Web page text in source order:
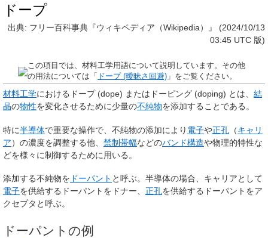
ドープ
出典: フリー百科事典『ウィキペディア（Wikipedia）』 (2024/10/13
03:45 UTC 版)
この項目では、材料工学用語について説明しています。その他
の用法については「 ドープ (曖昧さ回避) 」をご覧ください。
材料工学における ドープ(dope) または ドーピング (doping) とは、 結
晶の物性を変化させるために少量の不純物を添加することである。
特に半導体で重要な操作で、不純物の添加により 電子や正孔 （キャリ
ア）の濃度を調整する他、 禁制帯幅などのバンド構造や物理的特性な
どを様々に制御するために用いる。
添加する不純物を ドーパント と呼ぶ。半導体の場合、キャリアとして
電子を供給するドーパントをドナー、 正孔を供給するドーパントをア
クセプタと呼ぶ。
ドーパントの例